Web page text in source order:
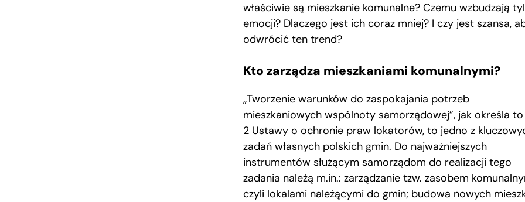
właściwie są mieszkanie komunalne? Czemu wzbudzają
emocji? Dlaczego jest ich coraz mniej? I czy jest szansa,
odwrócić ten trend?
Kto zarządza mieszkaniami komunalnymi?
„Tworzenie warunków do zaspokajania potrzeb
mieszkaniowych wspólnoty samorządowej”, jak określa
2 Ustawy o ochronie praw lokatorów, to jedno z
zadań własnych polskich gmin. Do najważniejszych
instrumentów służącym samorządom do realizacji tego
zadania należą m.in.: zarządzanie tzw. zasobem
czyli lokalami należącymi do gmin; budowa nowych